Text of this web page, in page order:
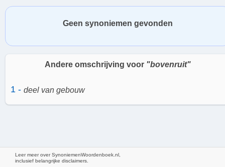
De bovenruit heeft verschillende functies en voordelen. Ten eerste
zorgt het voor natuurlijke verlichting in een ruimte. Door het
Geen synoniemen gevonden
Andere omschrijving voor "bovenruit"
1 - deel van gebouw
Leer meer over SynoniemenWoordenboek.nl,
inclusief belangrijke disclaimers.